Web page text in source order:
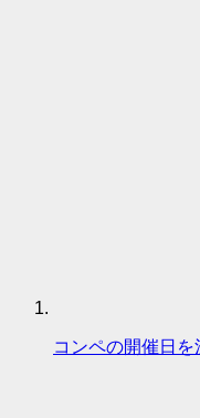
コンペの開催日